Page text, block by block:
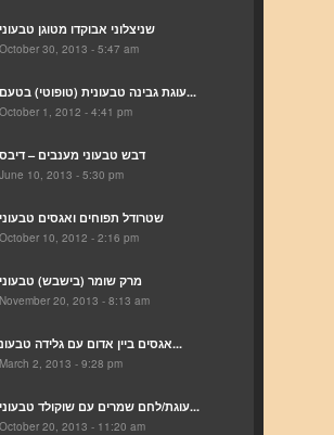
שניצלוני אבוקדו מטוגן טבעוני
October 30, 2013 - 5:47 am
עוגת גבינה טבעונית (טופוטי) בטעם...
October 1, 2012 - 4:41 pm
דבש טבעוני מענבים – דיבס
June 10, 2013 - 5:30 pm
שטרודל תפוחים ואגסים טבעוני
October 10, 2012 - 2:16 pm
מרק שומר (בישבש) טבעוני
November 20, 2013 - 8:13 am
אגסים ביין אדום עם גלידה טבעונ...
March 2, 2013 - 9:28 pm
עוגת/לחם שמרים עם שוקולד טבעוני...
October 20, 2013 - 11:20 am